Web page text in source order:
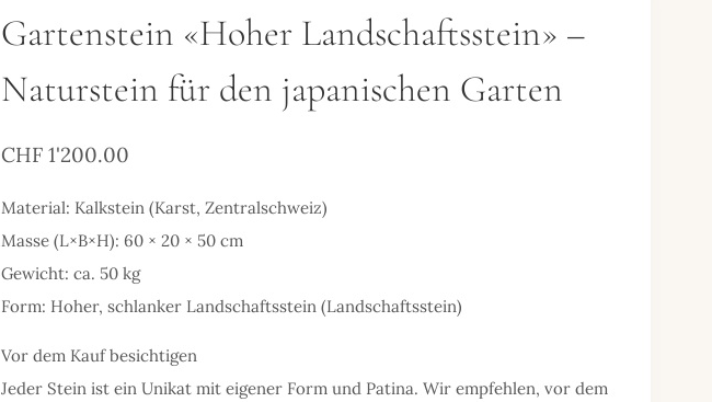
Gartenstein «Hoher Landschaftsstein» –
Naturstein für den japanischen Garten
CHF 1'200.00
Material: Kalkstein (Karst, Zentralschweiz)
Masse (L×B×H): 60 × 20 × 50 cm
Gewicht: ca. 50 kg
Form: Hoher, schlanker Landschaftsstein (Landschaftsstein)
Vor dem Kauf besichtigen
Jeder Stein ist ein Unikat mit eigener Form und Patina. Wir empfehlen, vor dem